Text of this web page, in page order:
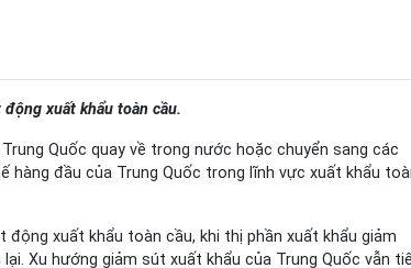
xuất khẩu toàn cầu.
Quốc quay về trong nước hoặc chuyển sang các
đầu của Trung Quốc trong lĩnh vực xuất khẩu
xuất khẩu toàn cầu, khi thị phần xuất khẩu giảm
Xu hướng giảm sút xuất khẩu của Trung Quốc vẫn